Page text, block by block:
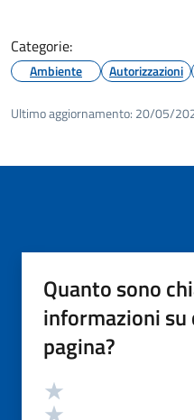
Categorie:
Ambiente Autorizzazioni
Ultimo aggiornamento: 20/05/
Quanto sono
informazioni su
pagina?
Valutazione